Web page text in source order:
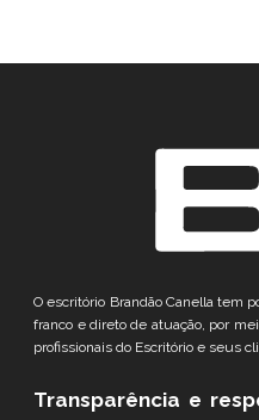
O escritório Brandão Canella tem
franco e direto de atuação, por
profissionais do Escritório e seus
Transparência e